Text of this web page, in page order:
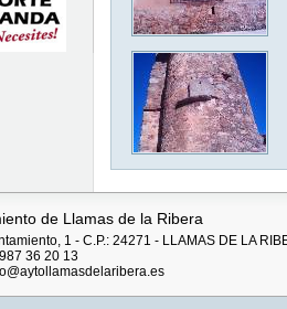
de Llamas de la Ribera
1 - C.P.: 24271 - LLAMAS DE LA
36 20 13